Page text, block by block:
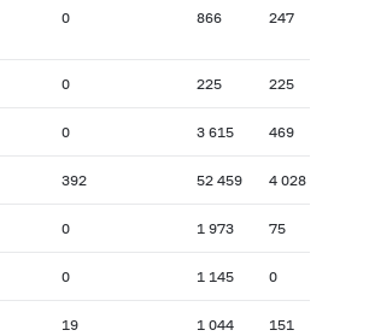
0 866 247
0 225 225
0 3 615 469
392 52 459 4 028
0 1 973 75
0 1 145 0
19 1 044 151